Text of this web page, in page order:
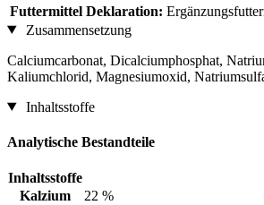
Futtermittel Deklaration:
Zusammensetzung
Calciumcarbonat, Dicalciumphosphat,
Kaliumchlorid, Magnesiumoxid,
Inhaltsstoffe
Analytische Bestandteile
Inhaltsstoffe
Kalzium
22 %